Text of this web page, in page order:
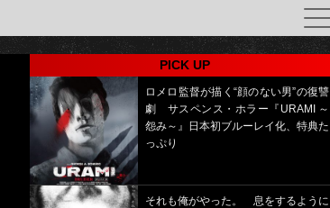
PICK UP
ロメロ監督が描く“顔のない男”の復讐
劇 サスペンス・ホラー『URAMI ～
怨み～』日本初ブルーレイ化、特典た
っぷり
それも俺がやった。 息をするように